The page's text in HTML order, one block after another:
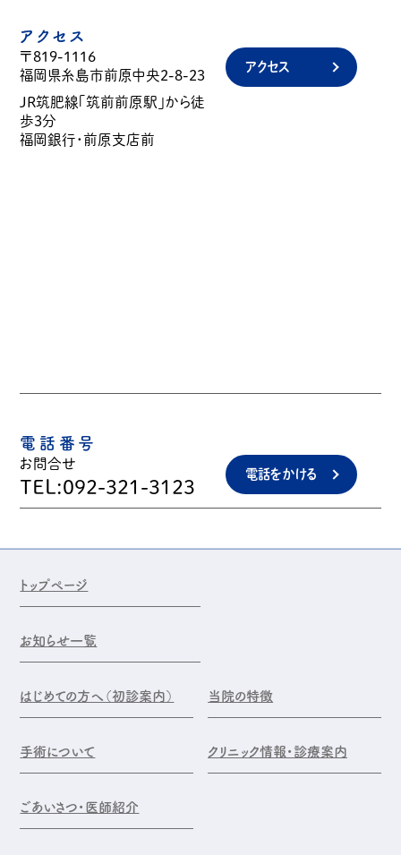
アクセス
〒819-1116
福岡県糸島市前原中央2-8-23
JR筑肥線「筑前前原駅」から徒
歩3分
福岡銀行・前原支店前
アクセス
電話番号
お問合せ
TEL:092-321-3123
電話をかける
トップページ
お知らせ一覧
はじめての方へ（初診案内） 当院の特徴
手術について クリニック情報・診療案内
ごあいさつ・医師紹介